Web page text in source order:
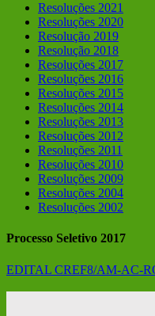
Resoluções 2021
Resoluções 2020
Resolução 2019
Resolução 2018
Resoluções 2017
Resoluções 2016
Resoluções 2015
Resoluções 2014
Resoluções 2013
Resoluções 2012
Resoluções 2011
Resoluções 2010
Resoluções 2009
Resoluções 2004
Resoluções 2002
Processo Seletivo 2017
EDITAL CREF8/AM-AC-